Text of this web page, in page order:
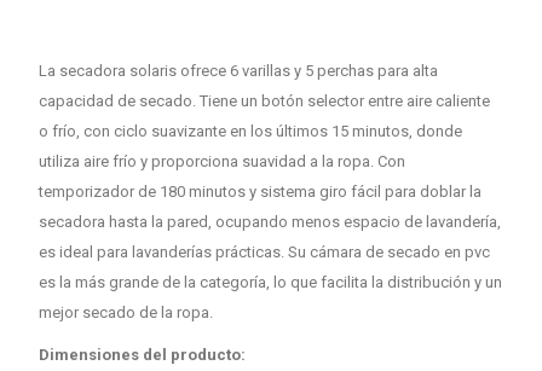
La secadora solaris ofrece 6 varillas y 5 perchas para alta
capacidad de secado. Tiene un botón selector entre aire caliente
o frío, con ciclo suavizante en los últimos 15 minutos, donde
utiliza aire frío y proporciona suavidad a la ropa. Con
temporizador de 180 minutos y sistema giro fácil para doblar la
secadora hasta la pared, ocupando menos espacio de lavandería,
es ideal para lavanderías prácticas. Su cámara de secado en pvc
es la más grande de la categoría, lo que facilita la distribución y un
mejor secado de la ropa.
Dimensiones del producto: